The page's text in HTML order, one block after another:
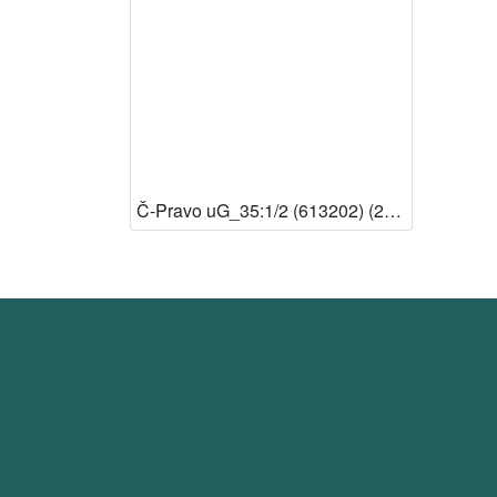
Č-Pravo uG_35:1/2 (613202) (23 – Jadranski zavod)